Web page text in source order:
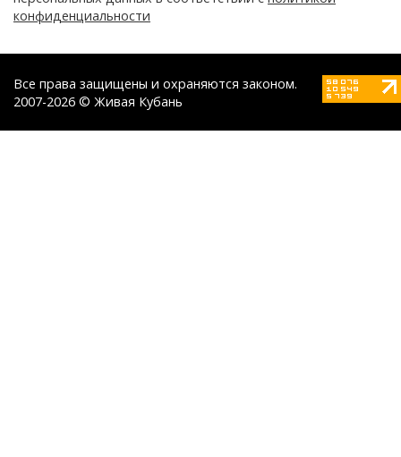
конфиденциальности
Все права защищены и охраняются законом.
2007-2026 © Живая Кубань